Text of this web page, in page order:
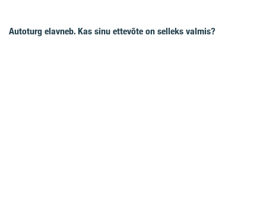
Autoturg elavneb. Kas sinu ettevõte on selleks valmis?